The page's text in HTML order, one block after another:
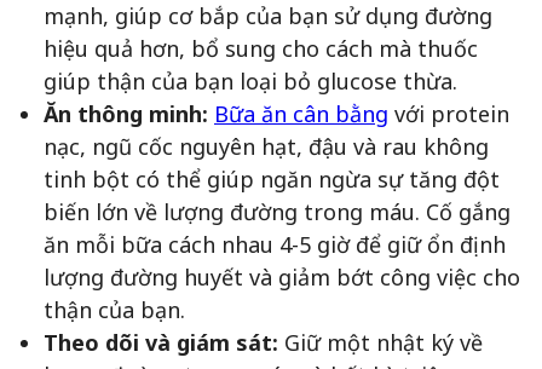
mạnh, giúp cơ bắp của bạn sử dụng đường
hiệu quả hơn, bổ sung cho cách mà thuốc
giúp thận của bạn loại bỏ glucose thừa.
Ăn thông minh: Bữa ăn cân bằng với protein
nạc, ngũ cốc nguyên hạt, đậu và rau không
tinh bột có thể giúp ngăn ngừa sự tăng đột
biến lớn về lượng đường trong máu. Cố gắng
ăn mỗi bữa cách nhau 4-5 giờ để giữ ổn định
lượng đường huyết và giảm bớt công việc cho
thận của bạn.
Theo dõi và giám sát: Giữ một nhật ký về